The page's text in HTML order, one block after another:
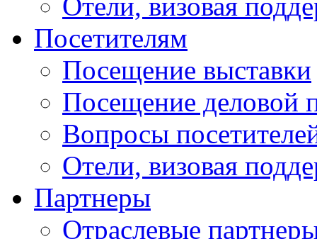
Отели, визовая
Посетителям
Посещение выставки
Посещение деловой
Вопросы
Отели, визовая
Партнеры
Отраслевые